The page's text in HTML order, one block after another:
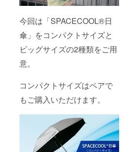
今回は「SPACECOOL®日
傘」をコンパクトサイズと
ビッグサイズの2種類をご用
意。
コンパクトサイズはペアで
もご購入いただけます。